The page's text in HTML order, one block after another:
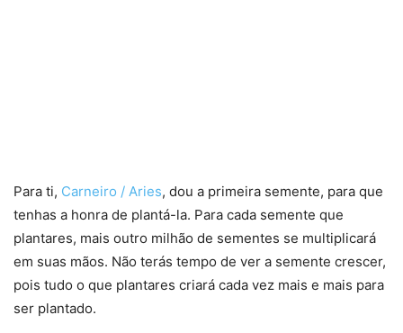
Para ti, Carneiro / Aries, dou a primeira semente, para que
tenhas a honra de plantá-la. Para cada semente que
plantares, mais outro milhão de sementes se multiplicará
em suas mãos. Não terás tempo de ver a semente crescer,
pois tudo o que plantares criará cada vez mais e mais para
ser plantado.